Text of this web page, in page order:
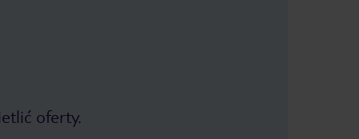
oferty.